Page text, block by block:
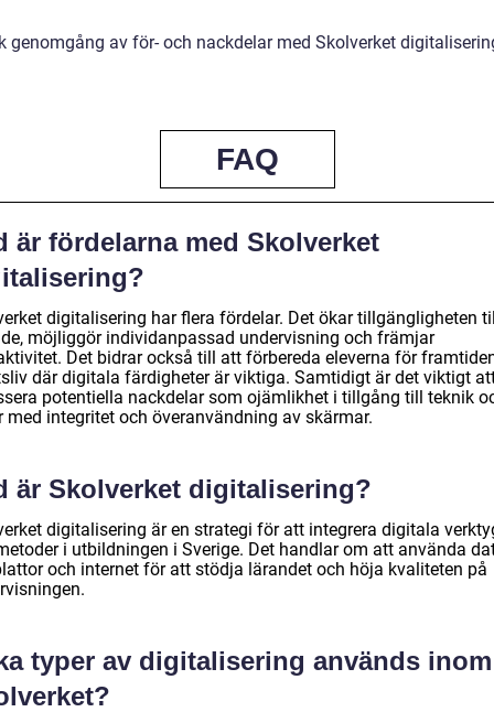
genomgång av för- och nackdelar med Skolverket
FAQ
är fördelarna med Skolverket
digitalisering har flera fördelar. Det ökar tillgängligheten
möjliggör individanpassad undervisning och främjar
Det bidrar också till att förbereda eleverna för
där digitala färdigheter är viktiga. Samtidigt är det viktigt
potentiella nackdelar som ojämlikhet i tillgång till teknik
med integritet och överanvändning av skärmar.
är Skolverket digitalisering?
digitalisering är en strategi för att integrera digitala
i utbildningen i Sverige. Det handlar om att använda
och internet för att stödja lärandet och höja kvaliteten på
typer av digitalisering används inom